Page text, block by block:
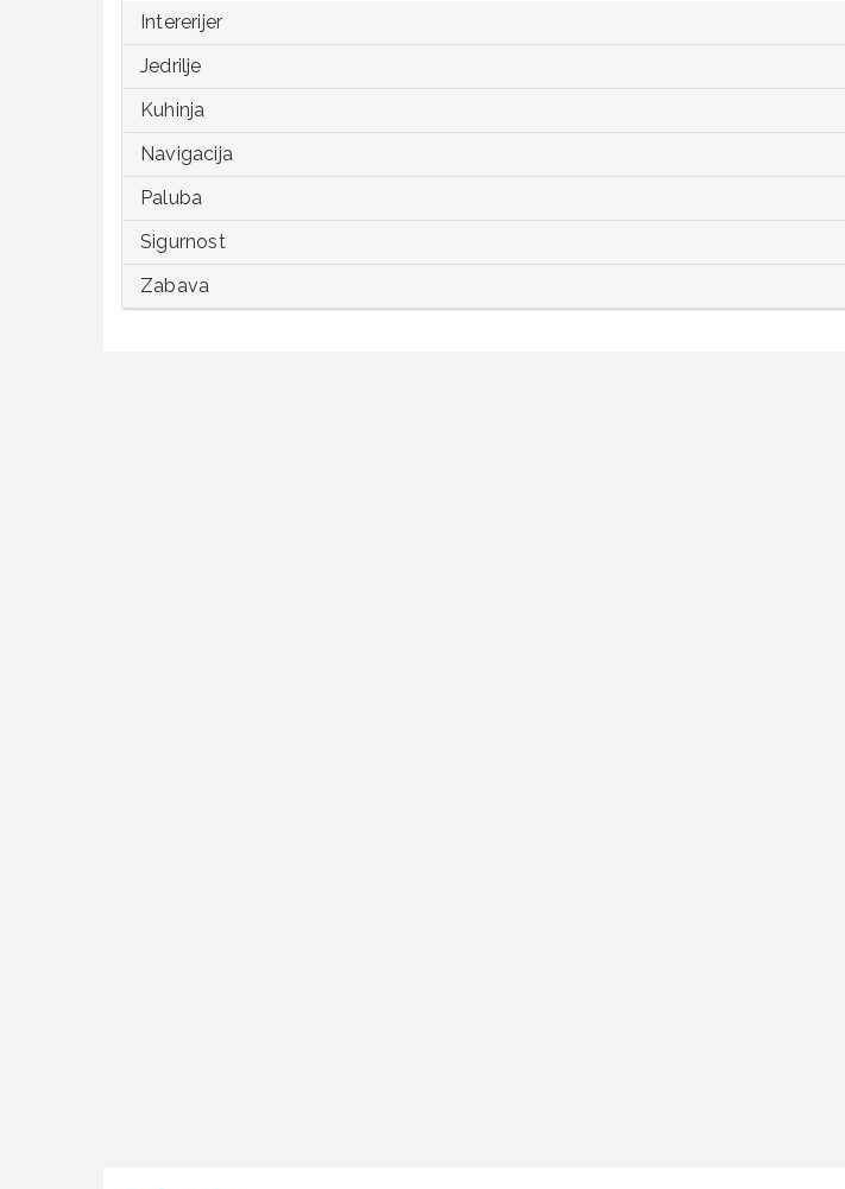
Intererijer
Jedrilje
Kuhinja
Navigacija
Paluba
Sigurnost
Zabava